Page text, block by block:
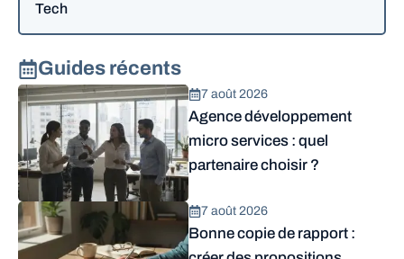
Tech
Guides récents
7 août 2026
Agence développement
micro services : quel
partenaire choisir ?
7 août 2026
Bonne copie de rapport :